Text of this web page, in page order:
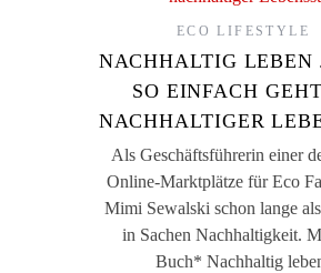
ECO LIFESTYLE
NACHHALTIG LEBEN
SO EINFACH
NACHHALTIGER
Als Geschäftsführerin einer
Online-Marktplätze für Eco
Mimi Sewalski schon lange
in Sachen Nachhaltigkeit.
Buch* Nachhaltig